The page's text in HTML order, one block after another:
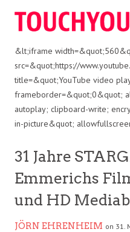
&lt;iframe
src=&quot;https://
title=&quot;YouTube video
frameborder=&quot;0&quot;
autoplay; clipboard-write;
in-picture&quot;
31 Jahre
Emmerichs
und HD
JÖRN EHRENHEIM on 31.